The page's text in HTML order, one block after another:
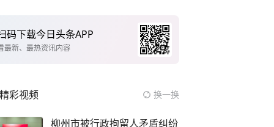
码下载今日头条APP
最新、最热资讯内容
精彩视频 换一换
柳州市被行政拘留人矛盾纠纷